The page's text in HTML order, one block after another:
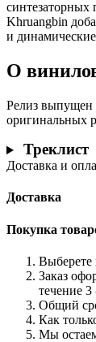
Khruangbin
и
О
Релиз выпущен
оригинальных
Треклист
Доставка и
Доставка
Покупка
Выберете
Заказ
течение
Общий
Как
Мы